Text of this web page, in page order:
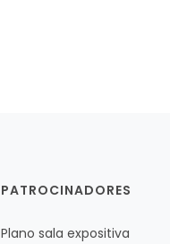
PATROCINADORES
Plano sala expositiva